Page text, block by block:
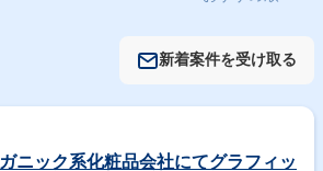
新着案件を受け取る
ック系化粧品会社にてグラフィッ